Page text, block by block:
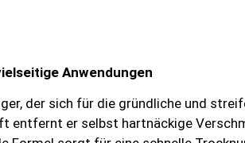
Anwendungen
der sich für die gründliche und
entfernt er selbst hartnäckige